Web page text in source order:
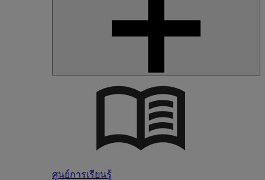
ศูนย์การเรียนรู้